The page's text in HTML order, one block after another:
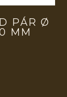
PÁR Ø
MM